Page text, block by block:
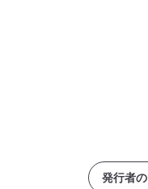
発行者